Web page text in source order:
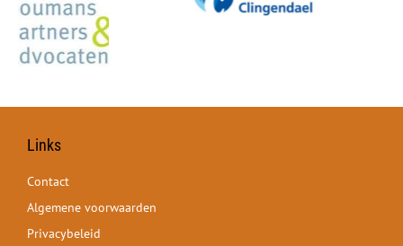
Links
Contact
Algemene voorwaarden
Privacybeleid